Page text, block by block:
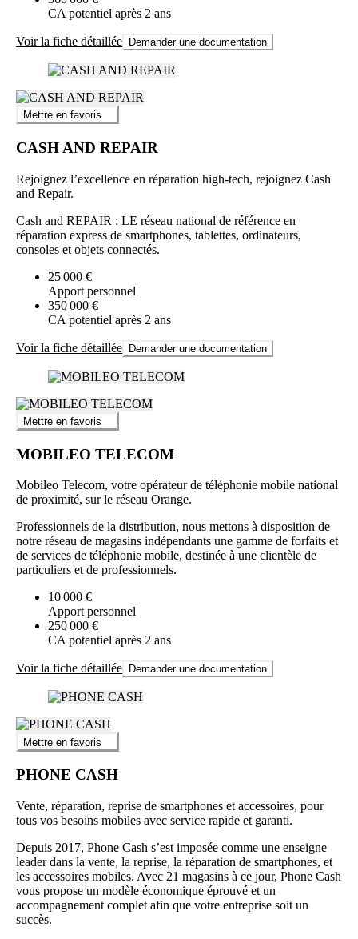
CA potentiel après 2 ans
Voir la fiche détaillée Demander une documentation
Mettre en favoris
CASH AND REPAIR
Rejoignez l’excellence en réparation high-tech, rejoignez Cash
and Repair.
Cash and REPAIR : LE réseau national de référence en
réparation express de smartphones, tablettes, ordinateurs,
consoles et objets connectés.
25 000 €
Apport personnel
350 000 €
CA potentiel après 2 ans
Voir la fiche détaillée Demander une documentation
Mettre en favoris
MOBILEO TELECOM
Mobileo Telecom, votre opérateur de téléphonie mobile national
de proximité, sur le réseau Orange.
Professionnels de la distribution, nous mettons à disposition de
notre réseau de magasins indépendants une gamme de forfaits et
de services de téléphonie mobile, destinée à une clientèle de
particuliers et de professionnels.
10 000 €
Apport personnel
250 000 €
CA potentiel après 2 ans
Voir la fiche détaillée Demander une documentation
Mettre en favoris
PHONE CASH
Vente, réparation, reprise de smartphones et accessoires, pour
tous vos besoins mobiles avec service rapide et garanti.
Depuis 2017, Phone Cash s’est imposée comme une enseigne
leader dans la vente, la reprise, la réparation de smartphones, et
les accessoires mobiles. Avec 21 magasins à ce jour, Phone Cash
vous propose un modèle économique éprouvé et un
accompagnement complet afin que votre entreprise soit un
succès.